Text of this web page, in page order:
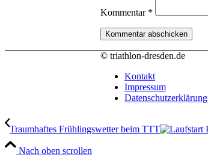
Kommentar *
© triathlon-dresden.de
Kontakt
Impressum
Datenschutzerklärung
Traumhaftes Frühlingswetter beim TTT
Nach oben scrollen